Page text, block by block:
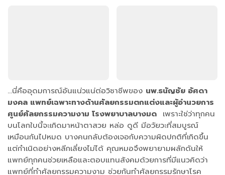
…นี่คืออุดมการณ์อันแน่วแน่ต่อวิชาชีพของ นพ.ธนัญชัย อัศดา
มงคล แพทย์เฉพาะทางด้านศัลยกรรมตกแต่งและผู้อำนวยการ
ศูนย์ศัลยกรรมความงาม โรงพยาบาลบางมด เพราะใช่ว่าทุกคน
บนโลกใบนี้จะเกิดมาหน้าตาสวย หล่อ ดูดี มีอวัยวะที่สมบูรณ์
เหมือนกันไปหมด บางคนกลับต้องเจอกับความผิดปกติที่เกิดขึ้น
แต่กำเนิดอย่างหลีกเลี่ยงไม่ได้ คุณหมอจึงพยายามผลักดันให้
แพทย์ทุกคนช่วยเหลือและตอบแทนสังคมด้วยการที่มีแนวคิดว่า
แพทย์ที่ทำศัลยกรรมความงาม ช่วยกันทำศัลยกรรมรักษาโรค